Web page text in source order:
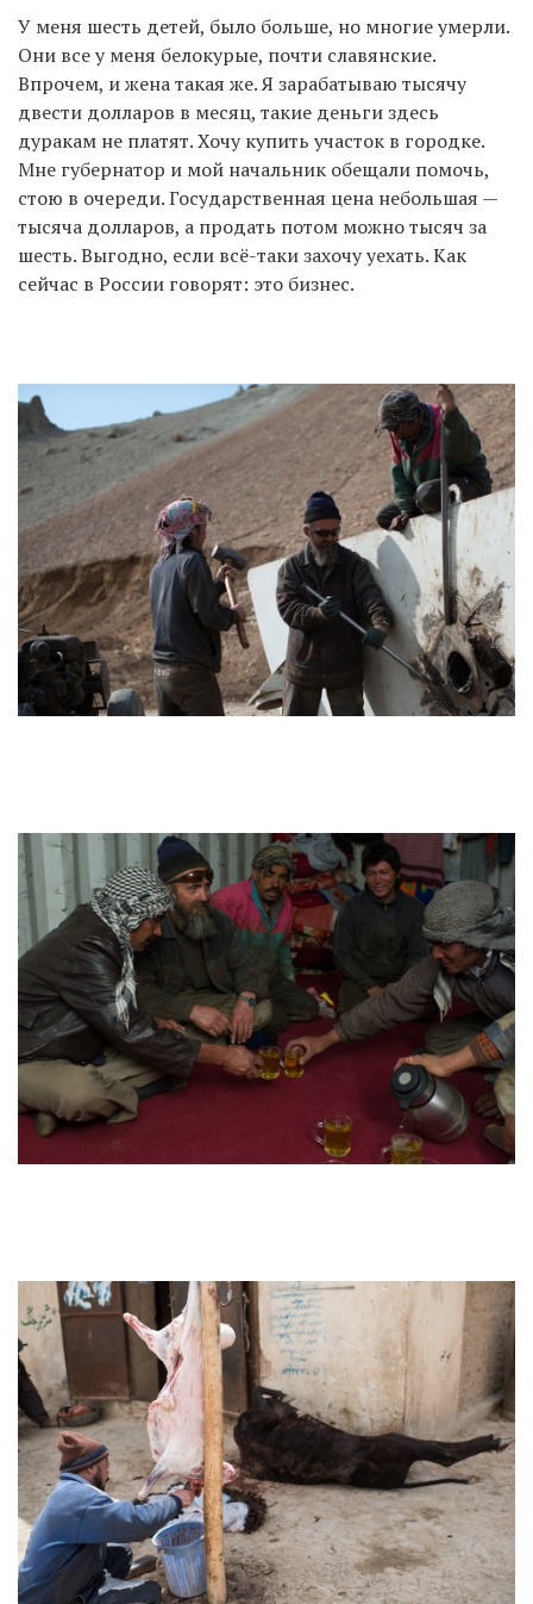
У меня шесть детей, было больше, но многие умерли.
Они все у меня белокурые, почти славянские.
Впрочем, и жена такая же. Я зарабатываю тысячу
двести долларов в месяц, такие деньги здесь
дуракам не платят. Хочу купить участок в городке.
Мне губернатор и мой начальник обещали помочь,
стою в очереди. Государственная цена небольшая —
тысяча долларов, а продать потом можно тысяч за
шесть. Выгодно, если всё-таки захочу уехать. Как
сейчас в России говорят: это бизнес.